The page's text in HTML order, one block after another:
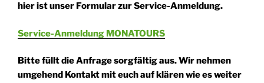
hier ist unser Formular zur Service-Anmeldung.
Service-Anmeldung MONATOURS
Bitte füllt die Anfrage sorgfältig aus. Wir nehmen
umgehend Kontakt mit euch auf klären wie es weiter